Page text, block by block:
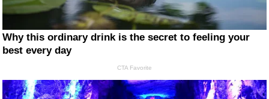
Why this ordinary drink is the secret to feeling your
best every day
CTA Favorite